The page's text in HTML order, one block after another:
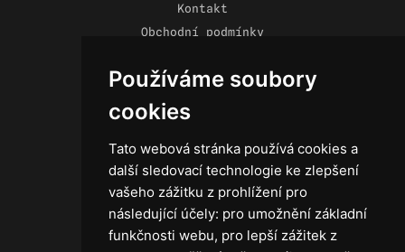
Používáme soubory
cookies
Tato webová stránka používá cookies a
další sledovací technologie ke zlepšení
vašeho zážitku z prohlížení pro
následující účely: pro umožnění základní
funkčnosti webu, pro lepší zážitek z
Kontakt
Obchodní podmínky
Technika
Světla
Příslušenství ke světlům
Osvětlovací technika GRIP
Baterie